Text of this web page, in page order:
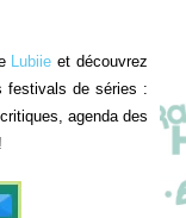
Lubiie et découvrez
festivals de séries :
agenda des